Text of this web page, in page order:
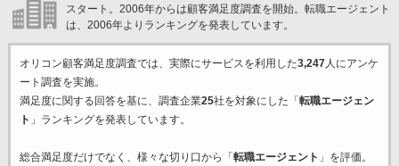
スタート。2006年からは顧客満足度調査を開始。転職エージェント
は、2006年よりランキングを発表しています。
オリコン顧客満足度調査では、実際にサービスを利用した3,247人にアンケ
ート調査を実施。
満足度に関する回答を基に、調査企業25社を対象にした「 転職エージェン
ト 」ランキングを発表しています。
総合満足度だけでなく、様々な切り口から「 転職エージェント 」を評価。